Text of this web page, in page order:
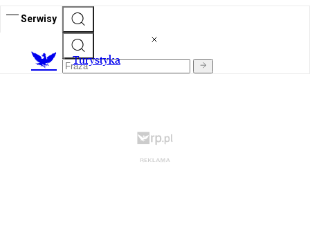
Serwisy
Turystyka